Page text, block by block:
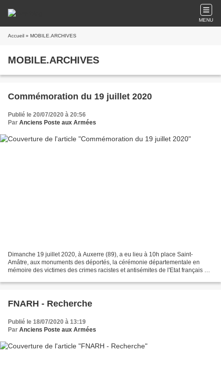
MENU
Accueil » MOBILE.ARCHIVES
MOBILE.ARCHIVES
Commémoration du 19 juillet 2020
Publié le 20/07/2020 à 20:56
Par Anciens Poste aux Armées
Dimanche 19 juillet 2020, à Auxerre (89), a eu lieu à 10h place Saint-
Amâtre, aux monuments des déportés, la cérémonie départementale en
mémoire des victimes des crimes racistes et antisémites de l'Etat français et
FNARH - Recherche
Publié le 18/07/2020 à 13:19
Par Anciens Poste aux Armées